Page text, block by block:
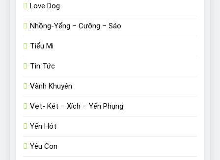
Love Dog
Nhồng-Yểng – Cưỡng – Sáo
Tiểu Mi
Tin Tức
Vành Khuyên
Vẹt- Két – Xích – Yến Phụng
Yến Hót
Yêu Con